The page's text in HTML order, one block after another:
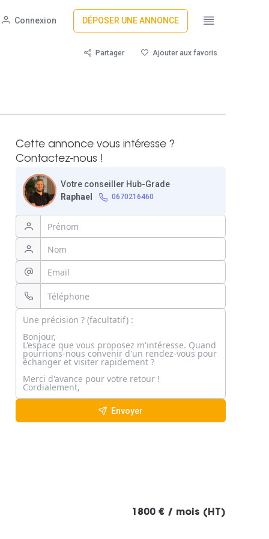
Connexion DÉPOSER UNE ANNONCE
Partager Ajouter aux favoris
Cette annonce vous intéresse ?
Contactez-nous !
Votre conseiller Hub-Grade
Raphael
0670216460
Envoyer
1800 € / mois (HT)